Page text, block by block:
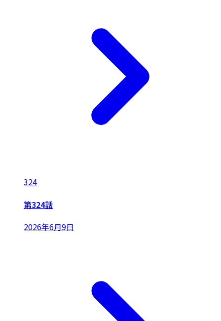
324
第324話
2026年6月9日